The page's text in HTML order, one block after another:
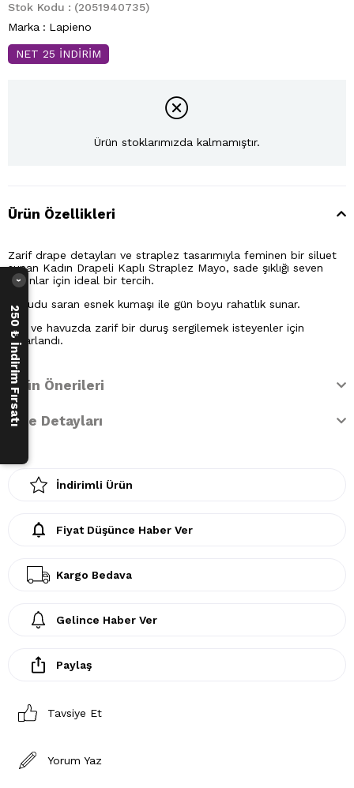
Stok Kodu
(2051940735)
Marka : Lapieno
NET 25 İNDİRİM
Ürün stoklarımızda kalmamıştır.
Ürün Özellikleri
Zarif drape detayları ve straplez tasarımıyla feminen bir siluet
sunan Kadın Drapeli Kaplı Straplez Mayo, sade şıklığı seven
kadınlar için ideal bir tercih.
Vücudu saran esnek kumaşı ile gün boyu rahatlık sunar.
Plaj ve havuzda zarif bir duruş sergilemek isteyenler için
tasarlandı.
Ürün Önerileri
İade Detayları
İndirimli Ürün
Fiyat Düşünce Haber Ver
Kargo Bedava
Gelince Haber Ver
Paylaş
Tavsiye Et
Yorum Yaz
250 ₺ İndirim Fırsatı
›